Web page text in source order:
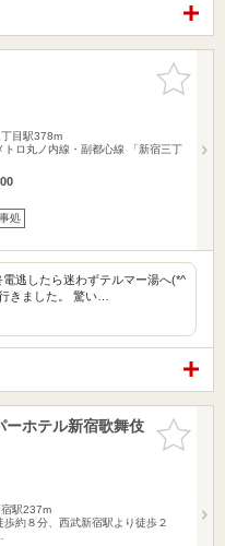
お気に入
りに追加
目駅378m
トロ丸ノ内線・副都心線 「新宿三丁
処
逃したら迷わずテルマー湯へ(*^
きました。 驚い…
お気に入
りに追加
ホテル新宿歌舞伎
駅237m
歩約８分、西武新宿駅より徒歩２